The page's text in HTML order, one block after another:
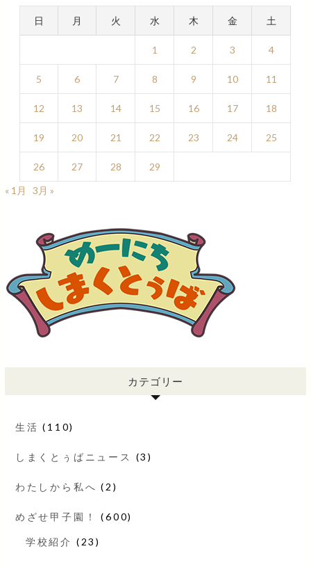
日 月 火 水 木 金 土
1 2 3 4
5 6 7 8 9 10 11
12 13 14 15 16 17 18
19 20 21 22 23 24 25
26 27 28
29
« 1月
3月 »
カテゴリー
生活 (110)
しまくとぅばニュース (3)
わたしから私へ (2)
めざせ甲子園！ (600)
学校紹介 (23)